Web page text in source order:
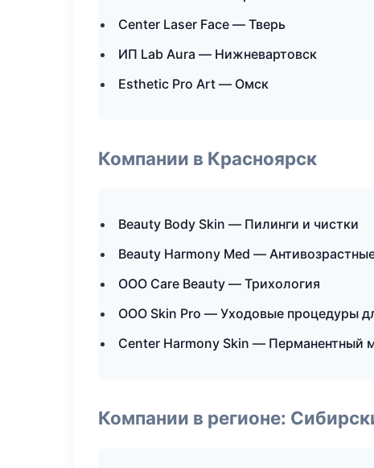
Center Laser Face — Тверь
ИП Lab Aura — Нижневартовск
Esthetic Pro Art — Омск
Компании в Красноярск
Beauty Body Skin — Пилинги и чистки
Beauty Harmony Med —
ООО Care Beauty — Трихология
ООО Skin Pro — Уходовые процедуры
Center Harmony Skin — Перманентный
Компании в регионе: